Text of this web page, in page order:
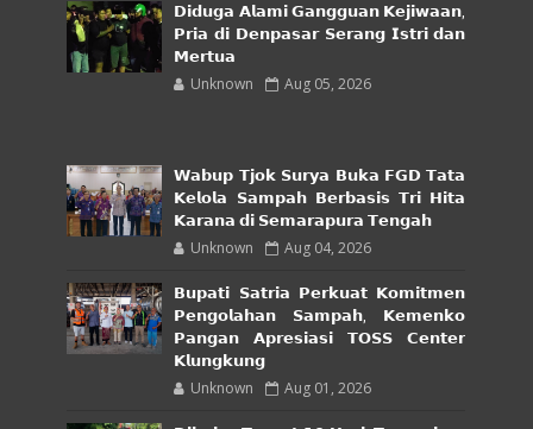
𝗗𝗶𝗱𝘂𝗴𝗮 𝗔𝗹𝗮𝗺𝗶 𝗚𝗮𝗻𝗴𝗴𝘂𝗮𝗻 𝗞𝗲𝗷𝗶𝘄𝗮𝗮𝗻,
𝗣𝗿𝗶𝗮 𝗱𝗶 𝗗𝗲𝗻𝗽𝗮𝘀𝗮𝗿 𝗦𝗲𝗿𝗮𝗻𝗴 𝗜𝘀𝘁𝗿𝗶 𝗱𝗮𝗻
𝗠𝗲𝗿𝘁𝘂𝗮
Unknown Aug 05, 2026
𝗪𝗮𝗯𝘂𝗽 𝗧𝗷𝗼𝗸 𝗦𝘂𝗿𝘆𝗮 𝗕𝘂𝗸𝗮 𝗙𝗚𝗗 𝗧𝗮𝘁𝗮
𝗞𝗲𝗹𝗼𝗹𝗮 𝗦𝗮𝗺𝗽𝗮𝗵 𝗕𝗲𝗿𝗯𝗮𝘀𝗶𝘀 𝗧𝗿𝗶 𝗛𝗶𝘁𝗮
𝗞𝗮𝗿𝗮𝗻𝗮 𝗱𝗶 𝗦𝗲𝗺𝗮𝗿𝗮𝗽𝘂𝗿𝗮 𝗧𝗲𝗻𝗴𝗮𝗵
Unknown Aug 04, 2026
𝗕𝘂𝗽𝗮𝘁𝗶 𝗦𝗮𝘁𝗿𝗶𝗮 𝗣𝗲𝗿𝗸𝘂𝗮𝘁 𝗞𝗼𝗺𝗶𝘁𝗺𝗲𝗻
𝗣𝗲𝗻𝗴𝗼𝗹𝗮𝗵𝗮𝗻 𝗦𝗮𝗺𝗽𝗮𝗵, 𝗞𝗲𝗺𝗲𝗻𝗸𝗼
𝗣𝗮𝗻𝗴𝗮𝗻 𝗔𝗽𝗿𝗲𝘀𝗶𝗮𝘀𝗶 𝗧𝗢𝗦𝗦 𝗖𝗲𝗻𝘁𝗲𝗿
𝗞𝗹𝘂𝗻𝗴𝗸𝘂𝗻𝗴
Unknown Aug 01, 2026